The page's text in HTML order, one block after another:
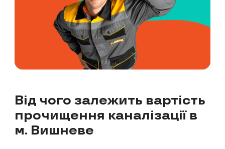
Від чого залежить вартість
прочищення каналізації в
м. Вишневе